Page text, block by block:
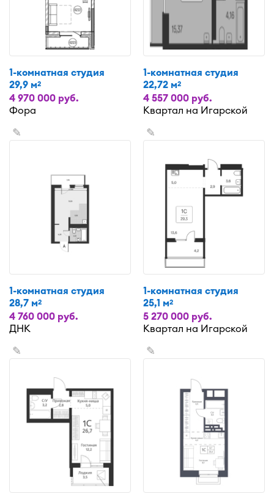
1-комнатная студия
29,9 м2
4 970 000 руб.
Фора
1-комнатная студия
22,72 м2
4 557 000 руб.
Квартал на Игарской
✎
1-комнатная студия
28,7 м2
4 760 000 руб.
ДНК
✎
1-комнатная студия
25,1 м2
5 270 000 руб.
Квартал на Игарской
✎ ✎